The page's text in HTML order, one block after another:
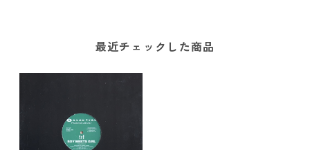
最近チェックした商品